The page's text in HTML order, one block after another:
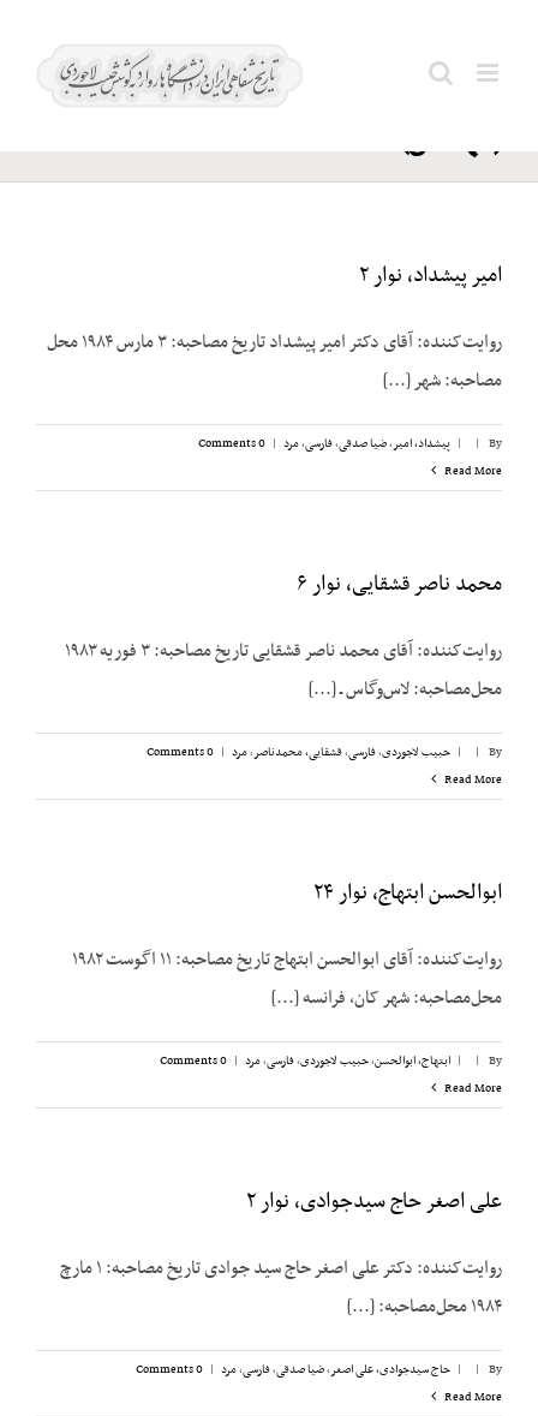
کاظم
(مهندس)
امیر پیشداد، نوار ۲
روایت‌کننده: آقای دکتر امیر پیشداد تاریخ مصاحبه: ۳ مارس ۱۹۸۴ محل
مصاحبه: شهر [...]
By
|
| پیشداد، امیر,ضیا صدقی,فارسی,مرد |
0 Comments
Read More
محمد ناصر قشقایی، نوار ۶
روایت‌کننده: آقای محمد ناصر قشقایی تاریخ مصاحبه: ۳ فوریه ۱۹۸۳
محل‌مصاحبه: لاس‌وگاس ـ [...]
By
|
| حبیب لاجوردی,فارسی,قشقایی، محمدناصر,مرد |
0 Comments
Read More
ابوالحسن ابتهاج، نوار ۲۴
روایت‌کننده: آقای ابوالحسن ابتهاج تاریخ مصاحبه: ۱۱ اگوست ۱۹۸۲
محل‌مصاحبه: شهر کان، فرانسه [...]
By
|
| ابتهاج، ابوالحسن,حبیب لاجوردی,فارسی,مرد |
0 Comments
Read More
علی اصغر حاج سیدجوادی، نوار ۲
روایت‌کننده: دکتر علی اصغر حاج سید جوادی تاریخ مصاحبه: ۱ مارچ
۱۹۸۴ محل‌مصاحبه: [...]
By
|
| حاج سیدجوادی، علی اصغر,ضیا صدقی,فارسی,مرد |
0 Comments
Read More